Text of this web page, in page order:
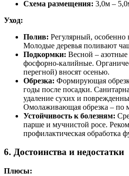
Схема размещения: 3,0м –
Уход:
Полив: Регулярный,
Молодые деревья поливают
Подкормки: Весной –
фосфорно-калийные.
перегной) вносят осенью.
Обрезка: Формирующая
годы после посадки.
удаление сухих и
Омолаживающая обрезка – по
Устойчивость к болезням:
парше и мучнистой росе.
профилактическая обработка
6. Достоинства и недостатки
Плюсы: